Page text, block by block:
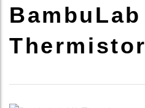
BambuLab
Thermistor